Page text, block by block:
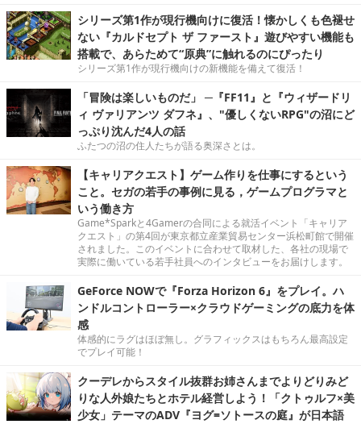
シリーズ第1作が現行機向けに復活！懐かしくも色褪せ
ない『カルドセプト ザ ファースト』遊びやすい機能も
搭載で、あらためて“原典”に触れるのにぴったり
シリーズ第1作が現行機向けの新機能を備えて復活！
「冒険は楽しいものだ」 ─『FF11』と『ウィザードリ
ィ ヴァリアンツ ダフネ』、"優しくないRPG"の沼にど
っぷり沈んだ4人の話
ふたつの沼の住人たちが語る奥深さとは。
【キャリアクエスト】ゲーム作りを仕事にするという
こと。セガの若手の事例に見る，ゲームプログラマと
いう働き方
Game*Sparkと4Gamerの合同による就活イベント「キャリア
クエスト」の第4回が東京都立産業貿易センター浜松町館で開催
されました。このイベントに合わせて取材した、各社の現場で
実際に働いている若手社員へのインタビューをお届けします。
GeForce NOWで『Forza Horizon 6』をプレイ。ハ
ンドルコントローラー×クラウドゲーミングの底力を体
感
体感的にラグはほぼ無し。グラフィックスはもちろん最高設定
でプレイ可能！
クーデレからスタイル抜群お姉さんまでよりどりみど
りな人外娘たちとホテル経営しよう！「クトゥルフ×美
少女」テーマのADV『ヨグ=ソトースの庭』が日本語